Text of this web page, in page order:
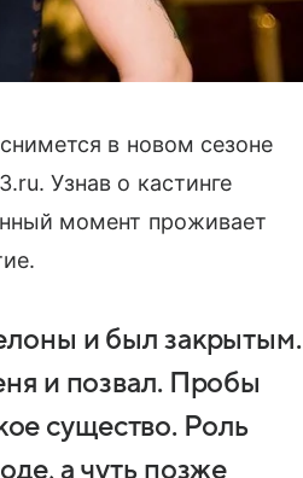
в новом сезоне
Узнав о кастинге
момент проживает
и был закрытым.
и позвал. Пробы
существо. Роль
а чуть позже